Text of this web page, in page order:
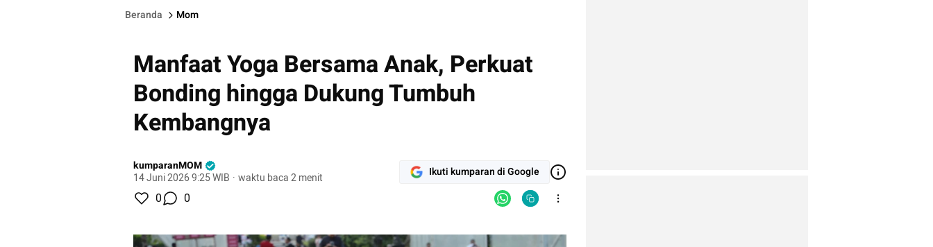
Beranda Mom
Manfaat Yoga Bersama Anak, Perkuat
Bonding hingga Dukung Tumbuh
Kembangnya
kumparanMOM
14 Juni 2026 9:25 WIB · waktu baca 2 menit Ikuti kumparan di Google
0 0